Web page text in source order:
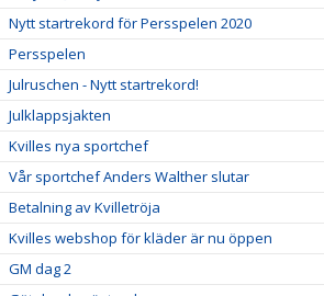
Nytt startrekord för Persspelen 2020
Persspelen
Julruschen - Nytt startrekord!
Julklappsjakten
Kvilles nya sportchef
Vår sportchef Anders Walther slutar
Betalning av Kvilletröja
Kvilles webshop för kläder är nu öppen
GM dag 2